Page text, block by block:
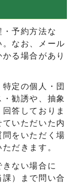
予約方法な
なお、メール
る場合があり
定の個人・団
勧誘や、抽象
答しておりま
いただいた内
をいただく場
だきます。
ない場合に
）まで問い合